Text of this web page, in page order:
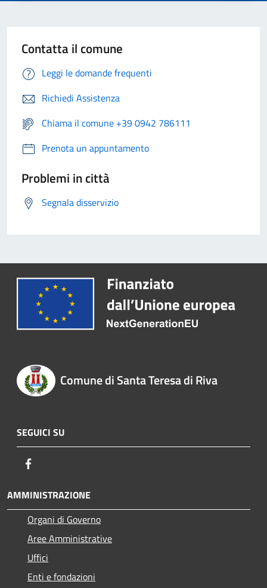
Contatta il comune
Leggi le domande frequenti
Richiedi Assistenza
Chiama il comune +39 0942 786111
Prenota un appuntamento
Problemi in città
Segnala disservizio
Comune di Santa Teresa di Riva
SEGUICI SU
AMMINISTRAZIONE
Organi di Governo
Aree Amministrative
Uffici
Enti e fondazioni